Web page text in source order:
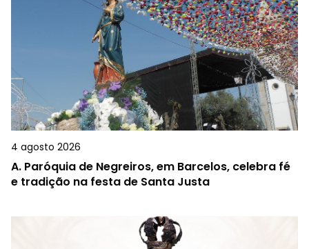
4 agosto 2026
A. Paróquia de Negreiros, em Barcelos, celebra fé
e tradição na festa de Santa Justa